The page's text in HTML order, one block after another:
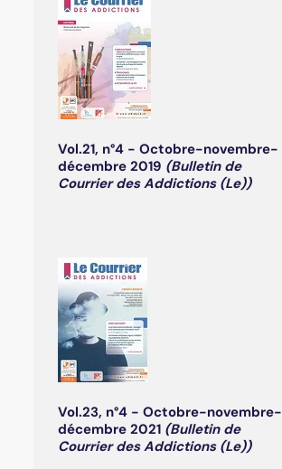
Vol.21, n°4 - Octobre-novembre-
décembre 2019 (Bulletin de
Courrier des Addictions (Le))
Vol.23, n°4 - Octobre-novembre-
décembre 2021(Bulletin de
Courrier des Addictions (Le))